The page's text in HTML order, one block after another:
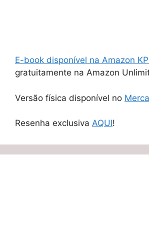
E-book disponível na Amazon
gratuitamente na Amazon
Versão física disponível no
Resenha exclusiva AQUI!